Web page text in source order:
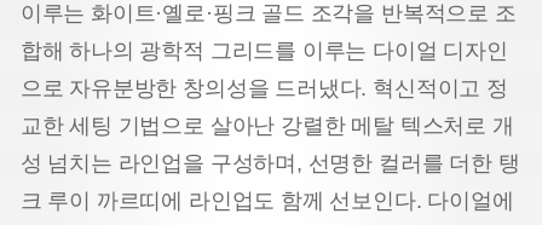
이루는 화이트·옐로·핑크 골드 조각을 반복적으로 조
합해 하나의 광학적 그리드를 이루는 다이얼 디자인
으로 자유분방한 창의성을 드러냈다. 혁신적이고 정
교한 세팅 기법으로 살아난 강렬한 메탈 텍스처로 개
성 넘치는 라인업을 구성하며, 선명한 컬러를 더한 탱
크 루이 까르띠에 라인업도 함께 선보인다. 다이얼에